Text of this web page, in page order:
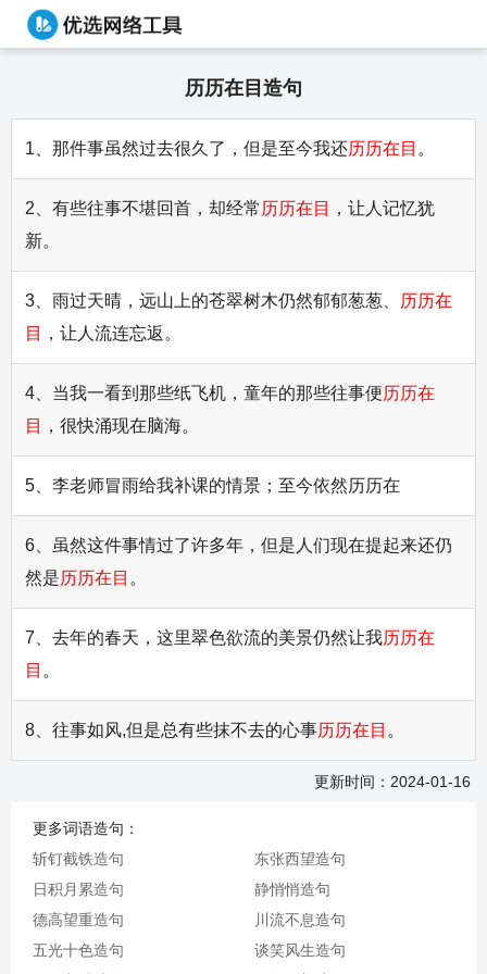
历历在目造句
1、那件事虽然过去很久了，但是至今我还历历在目 。
2、有些往事不堪回首，却经常 历历在目
，让人记忆犹
新。
3、雨过天晴，远山上的苍翠树木仍然郁郁葱葱、
历历在
目
，让人流连忘返。
4、当我一看到那些纸飞机，童年的那些往事便历历在
目
，很快涌现在脑海。
5、李老师冒雨给我补课的情景；至今依然历历在
6、虽然这件事情过了许多年，但是人们现在提起来还仍
然是历历在目 。
7、去年的春天，这里翠色欲流的美景仍然让我历历在
目 。
8、往事如风,但是总有些抹不去的心事历历在目 。
更新时间：2024-01-16
更多词语造句：
斩钉截铁造句
东张西望造句
日积月累造句
静悄悄造句
德高望重造句
川流不息造句
五光十色造句
谈笑风生造句